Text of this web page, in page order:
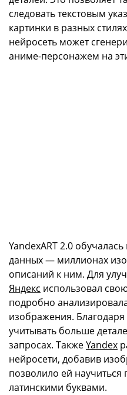
следовать текстовым
картинки в разных
нейросеть может
аниме-персонажем на
YandexART 2.0
данных — миллионах
описаний к ним. Для
Яндекс использовал
подробно
изображения. Благодаря
учитывать больше
запросах. ТакжеYandex
нейросети, добавив
позволило ей научиться
латинскими буквами.